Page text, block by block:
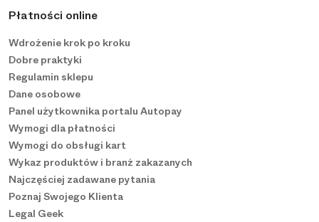
Płatności online
Wdrożenie krok po kroku
Dobre praktyki
Regulamin sklepu
Dane osobowe
Panel użytkownika portalu Autopay
Wymogi dla płatności
Wymogi do obsługi kart
Wykaz produktów i branż zakazanych
Najczęściej zadawane pytania
Poznaj Swojego Klienta
Legal Geek